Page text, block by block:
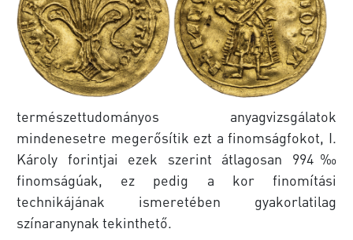
természettudományos anyagvizsgálatok
mindenesetre megerősítik ezt a finomságfokot, I.
Károly forintjai ezek szerint átlagosan 994‰
finomságúak, ez pedig a kor finomítási
technikájának ismeretében gyakorlatilag
színaranynak tekinthető.